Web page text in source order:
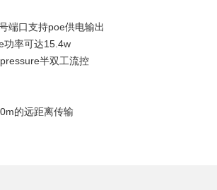
端口支持poe供电输出
功率可达15.4w
半双工流控
的远距离传输